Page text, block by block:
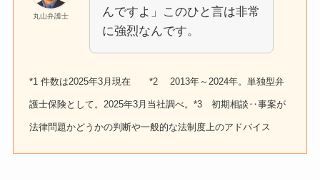
丸山弁護士
んですよ」このひと言は非常
に強烈なんです。
*1 件数は2025年3月現在 *2 2013年～2024年。単独型弁
護士保険として。2025年3月当社調べ。*3 初期相談‥事案が
法律問題かどうかの判断や一般的な法制度上のアドバイス